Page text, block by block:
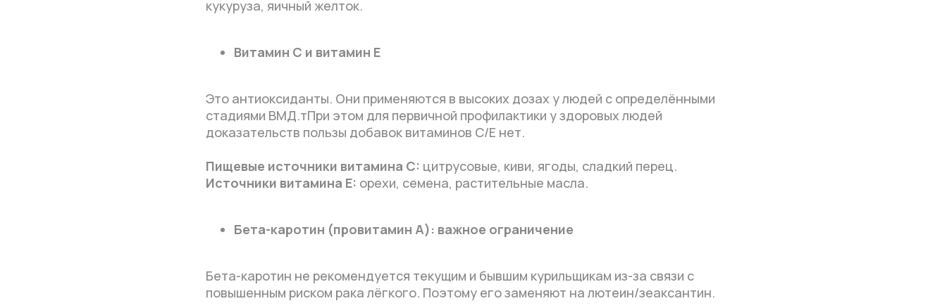
кукуруза, яичный желток.
Витамин C и витамин E
Это антиоксиданты. Они применяются в высоких дозах у людей с определёнными
стадиями ВМД.тПри этом для первичной профилактики у здоровых людей
доказательств пользы добавок витаминов C/E нет.
Пищевые источники витамина C: цитрусовые, киви, ягоды, сладкий перец.
Источники витамина E: орехи, семена, растительные масла.
Бета-каротин (провитамин A): важное ограничение
Бета-каротин не рекомендуется текущим и бывшим курильщикам из-за связи с
повышенным риском рака лёгкого. Поэтому его заменяют на лютеин/зеаксантин.